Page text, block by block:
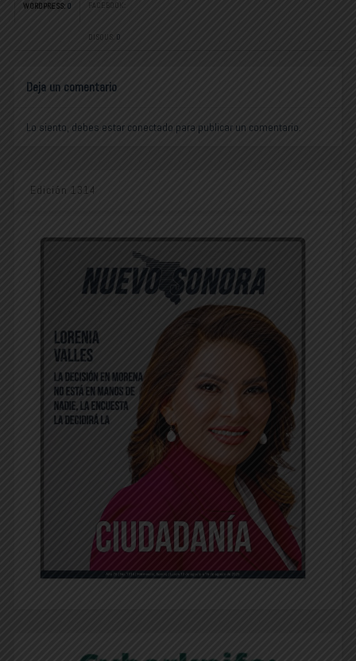
WORDPRESS: 0 FACEBOOK:
DISQUS: 0
Deja un comentario
Lo siento, debes estar conectado para publicar un comentario.
Edición 1314